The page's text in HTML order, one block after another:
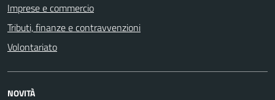
Imprese e commercio
Tributi, finanze e contravvenzioni
Volontariato
NOVITÀ